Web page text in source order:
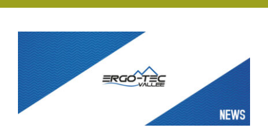
SERVIZI
EVENTI NOVITÀ
Ingrandisci
immagine